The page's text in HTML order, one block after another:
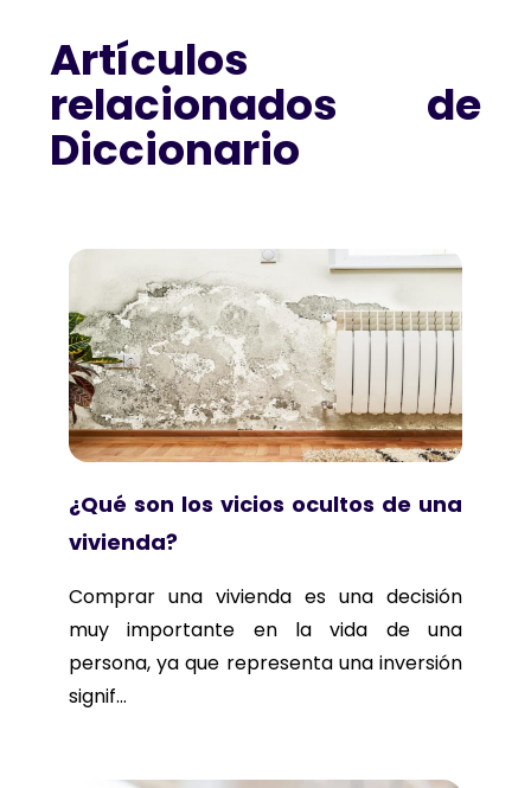
Artículos
relacionados de
Diccionario
¿Qué son los vicios ocultos de una
vivienda?
Comprar una vivienda es una decisión
muy importante en la vida de una
persona, ya que representa una inversión
signif...